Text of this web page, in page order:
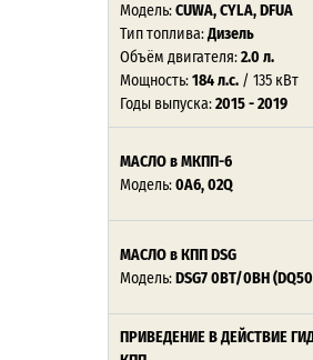
Модель:CUWA, CYLA, DFUA
Тип топлива:Дизель
Объём двигателя:2.0 л.
Мощность:184 л.с. / 135 кВт
Годы выпуска:2015 - 2019
МАСЛО в МКПП-6
Модель:0A6, 02Q
МАСЛО в КПП DSG
Модель:DSG7 0BT/0BH
ПРИВЕДЕНИЕ В ДЕЙСТВИЕ